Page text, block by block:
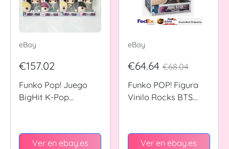
eBay
€157.02
Funko Pop! Juego
BigHit K-Pop
#101-107
Ver en ebay.es
eBay
€64.64€68.04
Funko POP! Figura
Vinilo Rocks BTS
Ver en ebay.es